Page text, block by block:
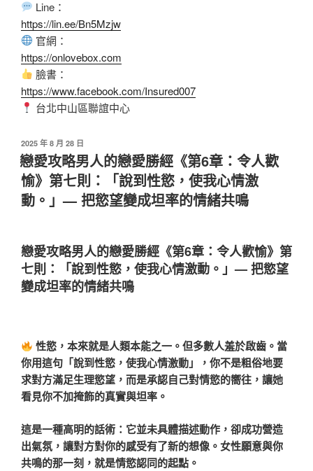
Line：
https://lin.ee/Bn5Mzjw
官網：
https://onlovebox.com
臉書：
https://www.facebook.com/Insured007
台北中山區聯誼中心
2025 年 8 月 28 日
戀愛攻略男人的戀愛勝經《第6章：令人歡
愉》第七則：「說到性慾，使我心情激
動。」— 把慾望變成坦率的情緒共鳴
戀愛攻略男人的戀愛勝經《第6章：令人歡愉》第
七則：「說到性慾，使我心情激動。」— 把慾望
變成坦率的情緒共鳴
性慾，本來就是人類本能之一。但多數人羞於啟齒。當
你用這句「說到性慾，使我心情激動」，你不是粗俗地要
求對方滿足生理慾望，而是承認自己對情慾的嚮往，讓她
看見你不加掩飾的真實與坦率。
這是一種高明的話術：它並未具體描述動作，卻成功營造
出氣氛，讓對方對你的感受有了新的想像。女性願意與你
共鳴的那一刻，就是情慾認同的起點。